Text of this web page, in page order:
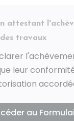
attestant
travaux
leur
au